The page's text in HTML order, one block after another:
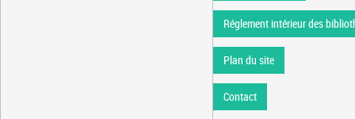
Réglement intérieur des
Plan du site
Contact